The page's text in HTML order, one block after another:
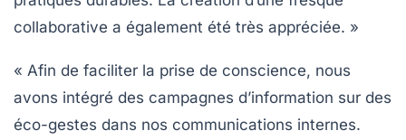
collaborative a également été très appréciée. »
« Afin de faciliter la prise de conscience, nous
avons intégré des campagnes d’information sur des
éco-gestes dans nos communications internes.